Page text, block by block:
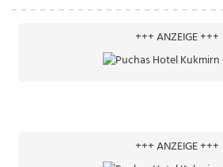
+++ ANZEIGE +++
+++ ANZEIGE +++